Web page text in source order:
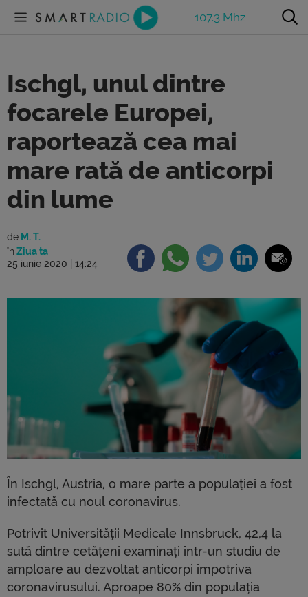
107.3 Mhz
Ischgl, unul dintre
focarele Europei,
raportează cea mai
mare rată de anticorpi
din lume
de M. T.
în Ziua ta
25 iunie 2020 | 14:24
În Ischgl, Austria, o mare parte a populației a fost
infectată cu noul coronavirus.
Potrivit Universității Medicale Innsbruck, 42,4 la
sută dintre cetățeni examinați într-un studiu de
amploare au dezvoltat anticorpi împotriva
coronavirusului. Aproape 80% din populația